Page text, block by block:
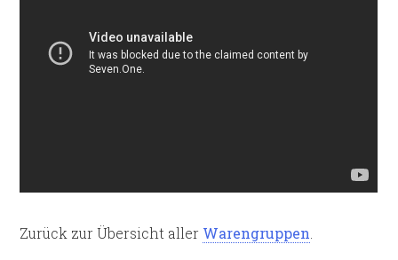
Zurück zur Übersicht aller Warengruppen.